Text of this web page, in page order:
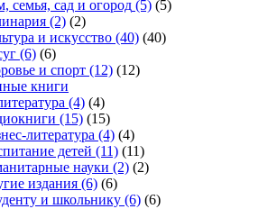
семья, сад и огород (5) (5)
(2) (2)
и искусство (40) (40)
(6) (6)
и спорт (12) (12)
книги
(4) (4)
(15) (15)
литература (4) (4)
детей (11) (11)
науки (2) (2)
издания (6) (6)
и школьнику (6) (6)